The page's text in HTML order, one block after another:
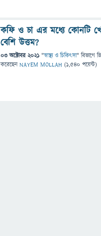
কফি ও চা এর মধ্যে কোনটি
বেশি উত্তম?
03 অক্টোবর 2021 "স্বাস্থ্য ও চিকিৎসা" বিভাগে
করেছেনNAYEM MOLLAH (1,540 পয়েন্ট)